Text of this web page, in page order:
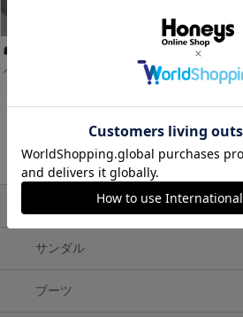
ベルト付ローファー
￥3,980
Ｖカットフラットシューズ
￥3,980
関連キーワード
パンプス・フラットシューズ
サンダル
ブーツ